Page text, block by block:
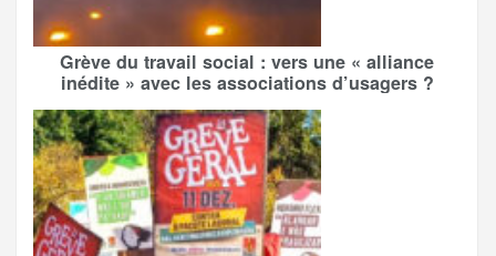
Grève du travail social : vers une « alliance
inédite » avec les associations d’usagers ?